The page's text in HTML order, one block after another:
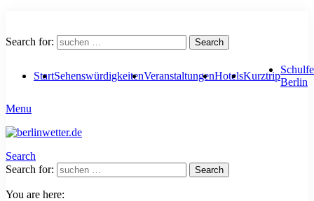
Search for: Search
StartSehenswürdigkeitenVeranstaltungenHotelsKurztrip
Berlin
Menu
Search
Search for:
Search
You are here: